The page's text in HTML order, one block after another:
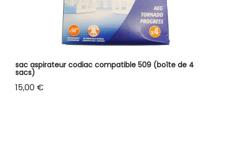
sac aspirateur codiac compatible 509 (boîte de 4
sacs)
Prix
15,00 €